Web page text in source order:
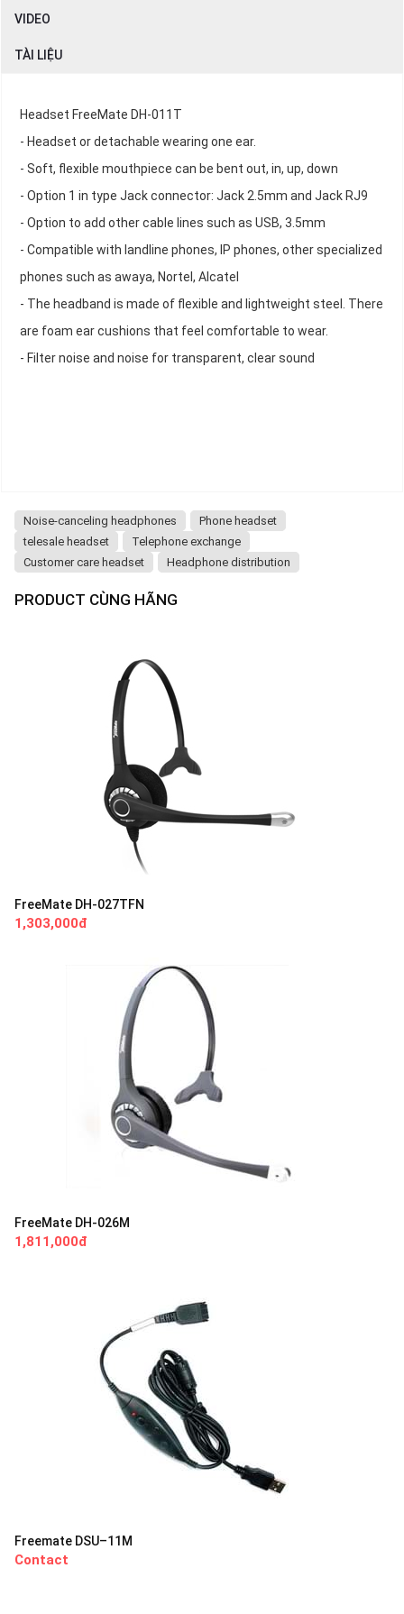
VIDEO
TÀI LIỆU
Headset FreeMate DH-011T
- Headset or detachable wearing one ear.
- Soft, flexible mouthpiece can be bent out, in, up, down
- Option 1 in type Jack connector: Jack 2.5mm and Jack RJ9
- Option to add other cable lines such as USB, 3.5mm
- Compatible with landline phones, IP phones, other specialized
phones such as awaya, Nortel, Alcatel
- The headband is made of flexible and lightweight steel. There
are foam ear cushions that feel comfortable to wear.
- Filter noise and noise for transparent, clear sound
Noise-canceling headphones
Phone headset
telesale headset
Telephone exchange
Customer care headset
Headphone distribution
PRODUCT CÙNG HÃNG
FreeMate DH-027TFN
1,303,000đ
FreeMate DH-026M
1,811,000đ
Freemate DSU–11M
Contact